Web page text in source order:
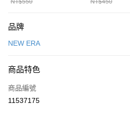
台灣樂天信用卡公司
AFTEE先享後付
【關於「AFTEE先享後付」】
便利好安心！
３．安心：先確認商品／服務後，再付款。
【「AFTEE先享後付」結帳流程】
１．於結帳方式選擇「AFTEE先享後付」後
運送方式
每筆NT$100，滿NT$1,500(含以上)免
宅配
每筆NT$100，滿NT$1,500(含以上)免
FZ3073133
品牌
NEW ERA
商品特色
商品編號
11537175